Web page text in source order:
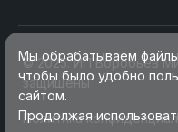
© 2025. ИП Воробьев
защищены
Политика
Мы обрабатываем
чтобы было удобно
сайтом.
Продолжая